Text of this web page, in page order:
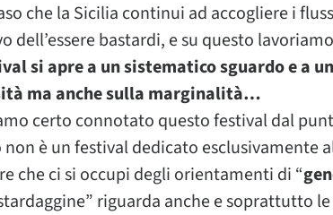
che la Sicilia continui ad accogliere i
dell’essere bastardi, e su questo
si apre a un sistematico sguardo e a
ma anche sulla marginalità…
certo connotato questo festival dal
è un festival dedicato esclusivamente
che ci si occupi degli orientamenti di “
riguarda anche e soprattutto